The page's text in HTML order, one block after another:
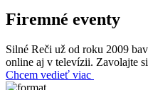
Firemné eventy
Silné Reči už od roku 2009
online aj v televízii. Zavolajte
Chcem vedieť viac